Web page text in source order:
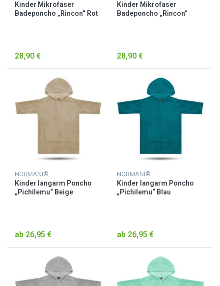
Kinder Mikrofaser
Badeponcho „Rincon“ Rot
28,90 €
Kinder Mikrofaser
Badeponcho „Rincon“
28,90 €
NORMANI®
Kinder langarm Poncho
„Pichilemu“ Beige
ab 26,95 €
NORMANI®
Kinder langarm Poncho
„Pichilemu“ Blau
ab 26,95 €